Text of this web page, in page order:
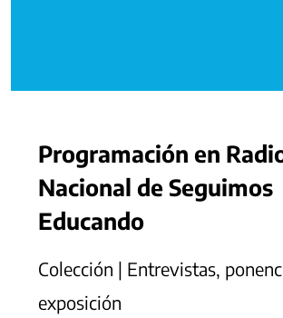
Programación en
Nacional de Seguimos
Educando
Colección | Entrevistas,
exposición